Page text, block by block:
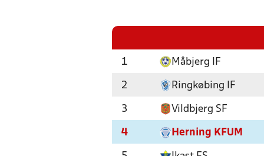
1 Måbjerg IF
2 Ringkøbing IF
3 Vildbjerg SF
4 Herning KFUM